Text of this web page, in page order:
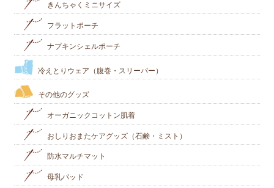
きんちゃくミニサイズ
フラットポーチ
ナプキンシェルポーチ
冷えとりウェア（腹巻・スリーパー）
その他のグッズ
オーガニックコットン肌着
おしりおまたケアグッズ（石鹸・ミスト）
防水マルチマット
母乳パッド